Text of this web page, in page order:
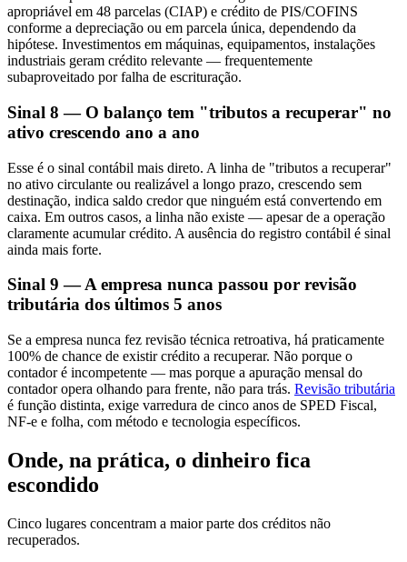
apropriável em 48 parcelas (CIAP) e crédito de PIS/COFINS
conforme a depreciação ou em parcela única, dependendo da
hipótese. Investimentos em máquinas, equipamentos, instalações
industriais geram crédito relevante — frequentemente
subaproveitado por falha de escrituração.
Sinal 8 — O balanço tem "tributos a recuperar" no
ativo crescendo ano a ano
Esse é o sinal contábil mais direto. A linha de "tributos a recuperar"
no ativo circulante ou realizável a longo prazo, crescendo sem
destinação, indica saldo credor que ninguém está convertendo em
caixa. Em outros casos, a linha não existe — apesar de a operação
claramente acumular crédito. A ausência do registro contábil é sinal
ainda mais forte.
Sinal 9 — A empresa nunca passou por revisão
tributária dos últimos 5 anos
Se a empresa nunca fez revisão técnica retroativa, há praticamente
100% de chance de existir crédito a recuperar. Não porque o
contador é incompetente — mas porque a apuração mensal do
contador opera olhando para frente, não para trás. Revisão tributária
é função distinta, exige varredura de cinco anos de SPED Fiscal,
NF-e e folha, com método e tecnologia específicos.
Onde, na prática, o dinheiro fica
escondido
Cinco lugares concentram a maior parte dos créditos não
recuperados.